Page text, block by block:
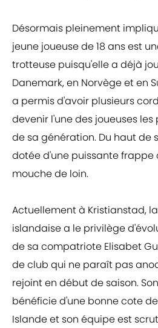
Désormais pleinement
jeune joueuse de 18 ans est
trotteuse puisqu'elle a déjà
Danemark, en Norvège et en
a permis d'avoir plusieurs
devenir l'une des joueuses
de sa génération. Du haut de
dotée d'une puissante
mouche de loin.
Actuellement à Kristianstad,
islandaise a le privilège
de sa compatriote Elisabet
de club qui ne paraît pas
rejoint en début de saison.
bénéficie d'une bonne cote
Islande et son équipe est